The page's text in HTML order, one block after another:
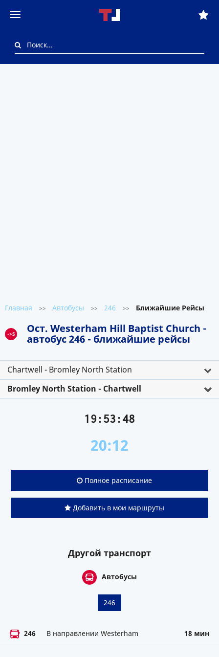
Главная >> Автобусы >> 246 >> Ближайшие Рейсы
->S
Ост. Westerham Hill Baptist Church -
автобус 246 - ближайшие рейсы
Chartwell - Bromley North Station
Bromley North Station - Chartwell
19:53:48
20:12
Полное расписание
Добавить в мои маршруты
Другой транспорт
Автобусы
246
246 В направлении Westerham 18 мин